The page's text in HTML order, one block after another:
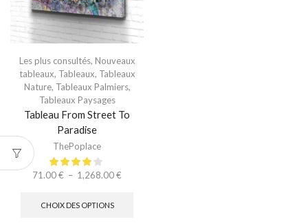
Les plus consultés, Nouveaux
tableaux, Tableaux, Tableaux
Nature, Tableaux Palmiers,
Tableaux Paysages
Tableau From Street To
Paradise
ThePoplace
71.00€ – 1,268.00€
CHOIX DES OPTIONS